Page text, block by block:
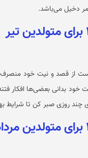
دخیل می‌باشد.
از قصد و نیت خود
بدانی بعضی‌ها افکار
چند روزی صبر کن تا شرایط